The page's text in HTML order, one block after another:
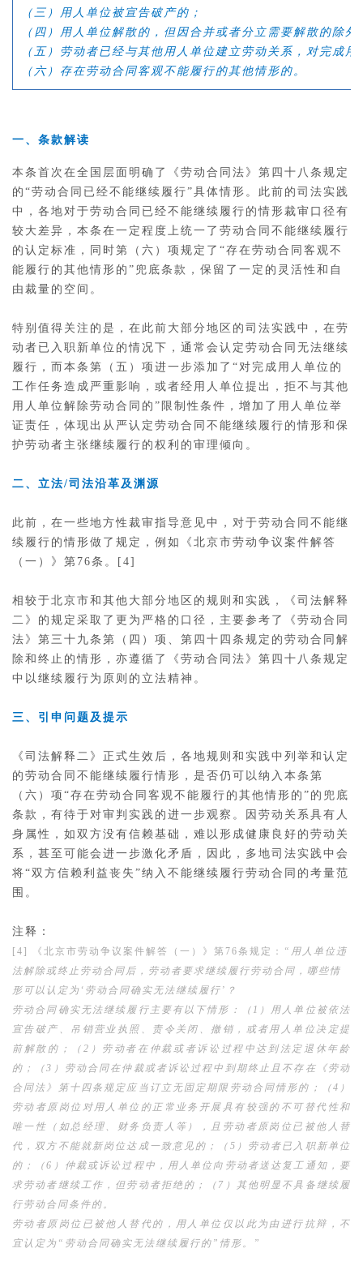
（三）用人单位被宣告破产的；
（四）用人单位解散的，但因合并或者分立需要解散的除外
（五）劳动者已经与其他用人单位建立劳动关系，对完成
（六）存在劳动合同客观不能履行的其他情形的。
一、条款解读
本条首次在全国层面明确了《劳动合同法》第四十八条规定
的“劳动合同已经不能继续履行”具体情形。此前的司法实践
中，各地对于劳动合同已经不能继续履行的情形裁审口径有
较大差异，本条在一定程度上统一了劳动合同不能继续履行
的认定标准，同时第（六）项规定了“存在劳动合同客观不
能履行的其他情形的”兜底条款，保留了一定的灵活性和自
由裁量的空间。
特别值得关注的是，在此前大部分地区的司法实践中，在劳
动者已入职新单位的情况下，通常会认定劳动合同无法继续
履行，而本条第（五）项进一步添加了“对完成用人单位的
工作任务造成严重影响，或者经用人单位提出，拒不与其他
用人单位解除劳动合同的”限制性条件，增加了用人单位举
证责任，体现出从严认定劳动合同不能继续履行的情形和保
护劳动者主张继续履行的权利的审理倾向。
二、立法/司法沿革及渊源
此前，在一些地方性裁审指导意见中，对于劳动合同不能继
续履行的情形做了规定，例如《北京市劳动争议案件解答
（一）》第76条。[4]
相较于北京市和其他大部分地区的规则和实践，《司法解释
二》的规定采取了更为严格的口径，主要参考了《劳动合同
法》第三十九条第（四）项、第四十四条规定的劳动合同解
除和终止的情形，亦遵循了《劳动合同法》第四十八条规定
中以继续履行为原则的立法精神。
三、引申问题及提示
《司法解释二》正式生效后，各地规则和实践中列举和认定
的劳动合同不能继续履行情形，是否仍可以纳入本条第
（六）项“存在劳动合同客观不能履行的其他情形的”的兜底
条款，有待于对审判实践的进一步观察。因劳动关系具有人
身属性，如双方没有信赖基础，难以形成健康良好的劳动关
系，甚至可能会进一步激化矛盾，因此，多地司法实践中会
将“双方信赖利益丧失”纳入不能继续履行劳动合同的考量范
围。
注释：
[4] 《北京市劳动争议案件解答（一）》第76条规定：
“用人单位违
法解除或终止劳动合同后，劳动者要求继续履行劳动合同，哪些情
形可以认定为‘劳动合同确实无法继续履行’？
劳动合同确实无法继续履行主要有以下情形：（1）用人单位被依法
宣告破产、吊销营业执照、责令关闭、撤销，或者用人单位决定提
前解散的；（2）劳动者在仲裁或者诉讼过程中达到法定退休年龄
的；（3）劳动合同在仲裁或者诉讼过程中到期终止且不存在《劳动
合同法》第十四条规定应当订立无固定期限劳动合同情形的；（4）
劳动者原岗位对用人单位的正常业务开展具有较强的不可替代性和
唯一性（如总经理、财务负责人等），且劳动者原岗位已被他人替
代，双方不能就新岗位达成一致意见的；（5）劳动者已入职新单位
的；（6）仲裁或诉讼过程中，用人单位向劳动者送达复工通知，要
求劳动者继续工作，但劳动者拒绝的；（7）其他明显不具备继续履
行劳动合同条件的。
劳动者原岗位已被他人替代的，用人单位仅以此为由进行抗辩，不
宜认定为“劳动合同确实无法继续履行的”情形。”